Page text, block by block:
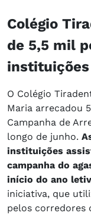
Colégio
de 5,5 mil
O Colégio
Maria arrecadou
Campanha de
longo de junho.
instituições
campanha do
início do ano
iniciativa, que
pelos corredores